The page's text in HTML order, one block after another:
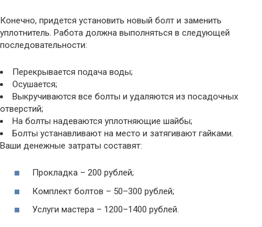
Конечно, придется установить новый болт и заменить
уплотнитель. Работа должна выполняться в следующей
последовательности:
Перекрывается подача воды;
Осушается;
Выкручиваются все болты и удаляются из посадочных
отверстий;
На болты надеваются уплотняющие шайбы;
Болты устанавливают на место и затягивают гайками.
Ваши денежные затраты составят:
Прокладка – 200 рублей;
Комплект болтов – 50–300 рублей;
Услуги мастера – 1200–1400 рублей.